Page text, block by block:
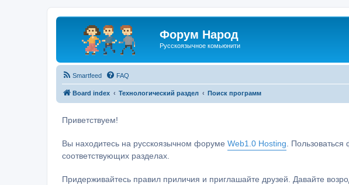
Форум Народ
Русскоязычное комьюнити
Smartfeed FAQ
Board index Технологический раздел Поиск программ
Приветствуем!
Вы находитесь на русскоязычном форуме Web1.0 Hosting .
соответствующих разделах.
Придерживайтесь правил приличия и приглашайте друзей. Давайте